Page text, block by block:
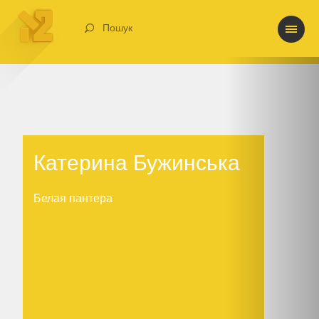
Пошук
Катерина Бужинська
Белая пантера